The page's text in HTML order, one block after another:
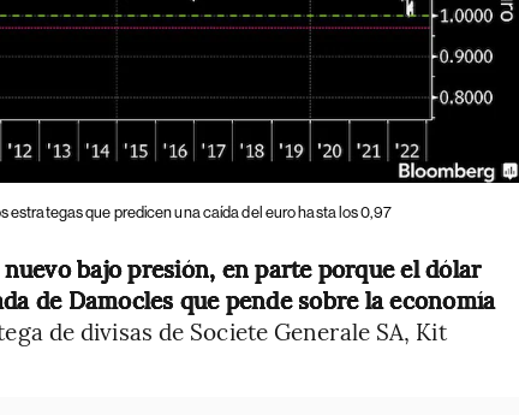
estrategas que predicen una caída del euro hasta los 0,97
bajo presión, en parte porque el dólar
de Damocles que pende sobre la economía
de divisas de Societe Generale SA, Kit